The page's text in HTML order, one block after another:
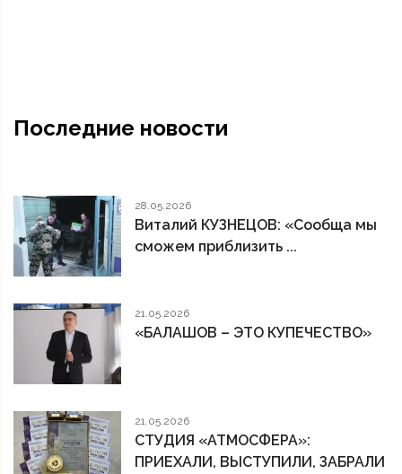
Последние новости
28.05.2026
Виталий КУЗНЕЦОВ: «Сообща мы
сможем приблизить ...
21.05.2026
«БАЛАШОВ – ЭТО КУПЕЧЕСТВО»
21.05.2026
СТУДИЯ «АТМОСФЕРА»:
ПРИЕХАЛИ, ВЫСТУПИЛИ, ЗАБРАЛИ